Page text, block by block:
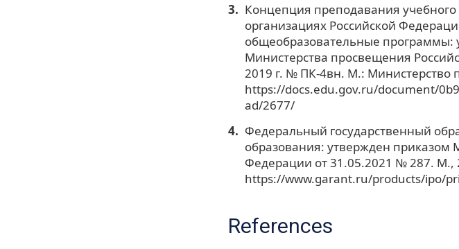
Концепция преподавания
организациях Российской
общеобразовательные
Министерства просвещения
2019 г. № ПК-4вн. М.: Министерство
https://docs.edu.gov.ru/document/
ad/2677/
Федеральный государственный
образования: утвержден приказом
Федерации от 31.05.2021 № 287. М.,
https://www.garant.ru/products/ipo/
References